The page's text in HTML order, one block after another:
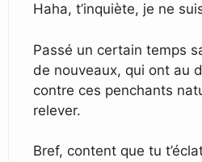
Haha, t’inquiète, je ne
Passé un certain temps
de nouveaux, qui ont au
contre ces penchants
relever.
Bref, content que tu